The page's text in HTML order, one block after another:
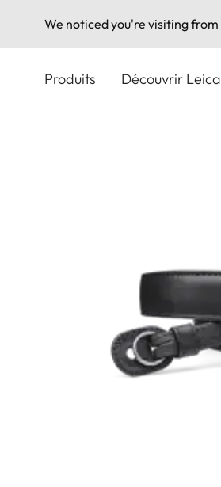
We noticed you're visiting from
Produits Découvrir Leica